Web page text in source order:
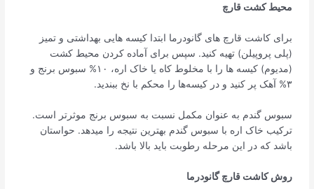
محیط کشت قارچ
برای کاشت قارچ های گانودرما ابتدا کیسه هایی بهداشتی و تمیز
(پلی پروپیلن) تهیه کنید. سپس برای آماده کردن محیط کشت
(مدیوم) کیسه ها را با مخلوط کاه یا خاک اره، ۱۰% سبوس برنج و
۳% آهک پر کنید و در کیسه­‌ها را محکم با نخ ببندید.
سبوس گندم به عنوان مکمل نسبت به سبوس برنج موثرتر است.
ترکیب خاک اره با سبوس گندم بهترین نتیجه را میدهد. حواستان
باشد که در این مرحله رطوبت باید بالا باشد.
روش کاشت قارچ گانودرما